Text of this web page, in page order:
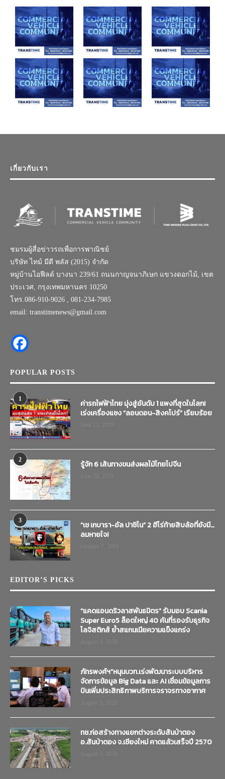
เกี่ยวกับเรา
ชมรมผู้สื่อข่าวรถเพื่อการพาณิชย์
บริษัท ไทม์ มีดี พลัส (2015) จำกัด
หมู่บ้านไอฟีลด์ บางนา 239/61 ถนนกาญจนาภิเษก แขวงดอกไม้, เขต
ประเวศ, กรุงเทพมหานคร 10250
โทร.086-910-9026 , 081-234-7985
email: transtimenews@gmail.com
POPULAR POSTS
1
ค่ารถไฟฟ้าไทย มุ่งสู่อันดับ 1 แพงที่สุดในโลก!
เร่งเครื่องแซง “ลอนดอน-สิงคโปร์” เรียบร้อย
2 รู้จัก 6 เส้นทางขนส่งผลไม้ไทยไปจีน
3
“เช เกบารา-อัล ปาชิโน” 2 ฮีโร่ท้ายสิบล้อที่ยังมี…
ลมหายใจ!
EDITOR’S PICKS
“แคดแอนดริวลาสพันธมิตร” รับมอบ Scania
Super Euro5 ล็อตใหญ่ 40 คันที่รองรับธุรกิจ
โลจิสติกส์ ย้ำสแกนเนียความแข็งแกร่ง
ภัทรพงศ์ฯ”หนุนบวท.เร่งพัฒนาระบบบริหาร
จัดการข้อมูล Big Data และ AI เชื่อมข้อมูลการ
บินเพิ่มประสิทธิภาพบริการจราจรทางอากาศ
ทช.ก่อสร้างทางแยกต่างระดับสันป่าตอง
อ.สันป่าตอง จ.เชียงใหม่ คาดแล้วเสร็จปี 2570